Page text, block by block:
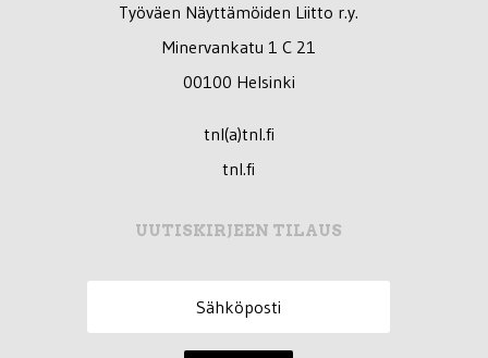
Työväen Näyttämöiden Liitto r.y.
Minervankatu 1 C 21
00100 Helsinki
tnl(a)tnl.fi
tnl.fi
UUTISKIRJEEN TILAUS